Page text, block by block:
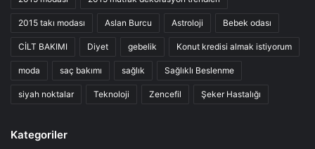
2015 takı modası Aslan Burcu Astroloji Bebek odası
CİLT BAKIMI Diyet gebelik Konut kredisi almak istiyorum
moda saç bakımı sağlık Sağlıklı Beslenme
siyah noktalar Teknoloji Zencefil Şeker Hastalığı
Kategoriler